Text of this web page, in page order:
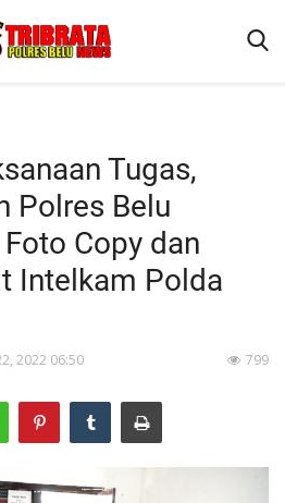
Tugas,
Polres Belu
Copy dan
Intelkam Polda
2022 06:50 799